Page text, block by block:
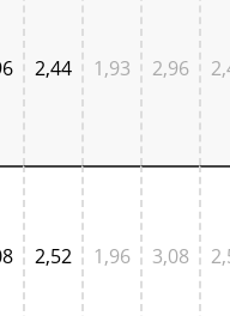
2,44 1,93 2,96
2,52 1,96 3,08